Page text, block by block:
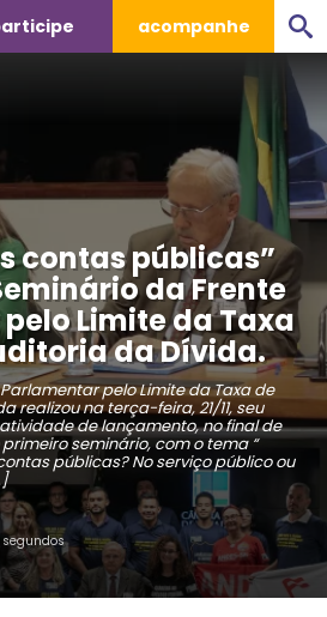
acompanhe
contas públicas”
da Frente
Limite da Taxa
da Dívida.
pelo Limite da Taxa de
realizou na terça-feira, 21/11, seu
de lançamento, no final de
seminário, com o tema “
públicas? No serviço público ou